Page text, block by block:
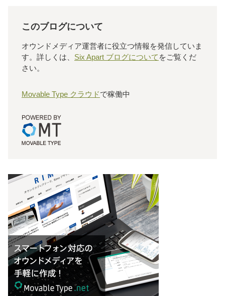
このブログについて
オウンドメディア運営者に役立つ情報を発信していま
す。詳しくは、 Six Apart ブログについて をご覧くだ
さい。
Movable Type クラウドで稼働中